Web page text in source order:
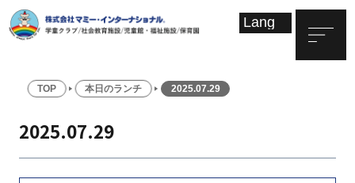
TOP 本日のランチ 2025.07.29
2025.07.29